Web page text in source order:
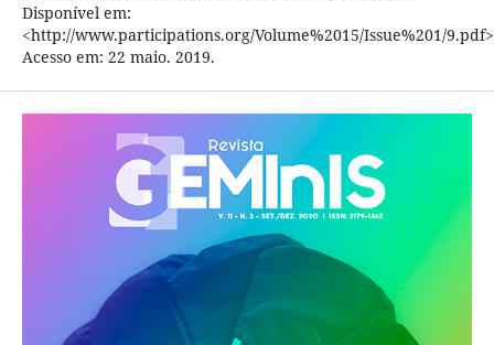
Disponível em:
<http://www.participations.org/Volume%2015/Issue%201/9.pdf>
Acesso em: 22 maio. 2019.